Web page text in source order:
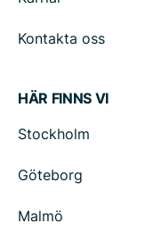
Kontakta oss
HÄR FINNS VI
Stockholm
Göteborg
Malmö